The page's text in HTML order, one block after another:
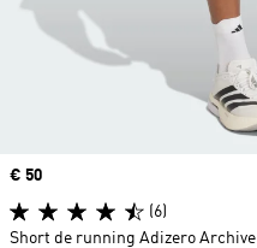
Prix
€ 50
(6)
Short de running Adizero Archive